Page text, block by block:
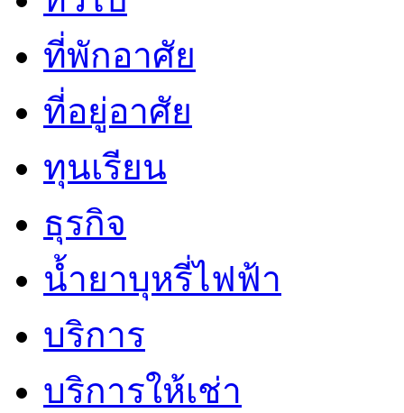
ที่พักอาศัย
ที่อยู่อาศัย
ทุนเรียน
ธุรกิจ
น้ำยาบุหรี่ไฟฟ้า
บริการ
บริการให้เช่า